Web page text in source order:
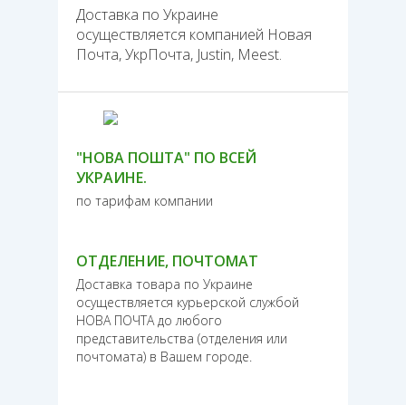
Доставка по Украине
осуществляется компанией Новая
Почта, УкрПочта, Justin, Meest.
"НОВА ПОШТА" ПО ВСЕЙ
УКРАИНЕ.
по тарифам компании
ОТДЕЛЕНИЕ, ПОЧТОМАТ
Доставка товара по Украине
осуществляется курьерской службой
НОВА ПОЧТА до любого
представительства (отделения или
почтомата) в Вашем городе.